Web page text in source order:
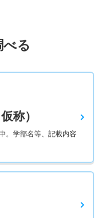
る
称）
。学部名等、記載内容